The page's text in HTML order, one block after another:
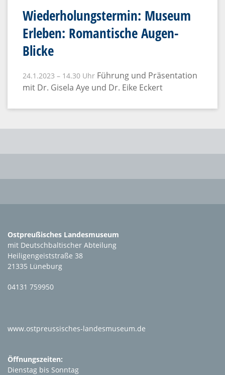
Wiederholungstermin: Museum
Erleben: Romantische Augen-
Blicke
24.1.2023 – 14.30 Uhr Führung und Präsentation
mit Dr. Gisela Aye und Dr. Eike Eckert
Ostpreußisches Landesmuseum
mit Deutschbaltischer Abteilung
Heiligengeiststraße 38
21335 Lüneburg
04131 759950
www.ostpreussisches-landesmuseum.de
Öffnungszeiten:
Dienstag bis Sonntag